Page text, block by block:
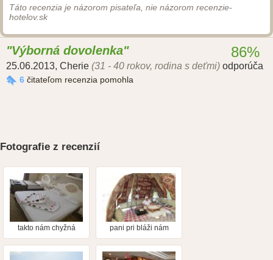
Táto recenzia je názorom pisateľa, nie názorom recenzie-
hotelov.sk
Výborná dovolenka
25.06.2013, Cherie (31 - 40 rokov, rodina s deťmi) odporúča
6 čitateľom recenzia pomohla
86%
Fotografie z recenzií
takto nám chyžná
pani pri bláži nám
palacinky